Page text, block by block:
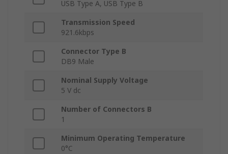
USB Type A, USB Type B
Transmission Speed
921.6kbps
Connector Type B
DB9 Male
Nominal Supply Voltage
5 V dc
Number of Connectors B
1
Minimum Operating Temperature
0°C